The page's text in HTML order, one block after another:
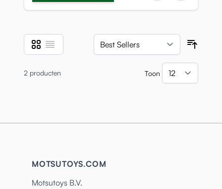
Tonen als
Foto-tabel
Lijst
2 producten Toon
MOTSUTOYS.COM
Motsutoys B.V.